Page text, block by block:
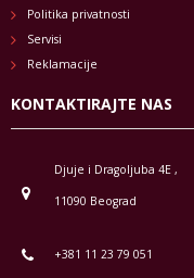
Politika privatnosti
Servisi
Reklamacije
KONTAKTIRAJTE NAS
Djuje i Dragoljuba 4E ,
11090 Beograd
+381 11 23 79 051